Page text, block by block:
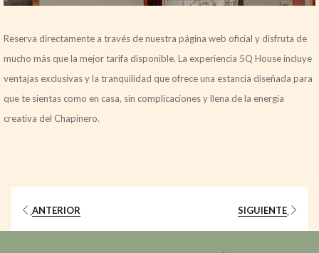
Reserva directamente a través de nuestra página web oficial y disfruta de
mucho más que la mejor tarifa disponible. La experiencia 5Q House incluye
ventajas exclusivas y la tranquilidad que ofrece una estancia diseñada para
que te sientas como en casa, sin complicaciones y llena de la energía
creativa del Chapinero.
ANTERIOR SIGUIENTE